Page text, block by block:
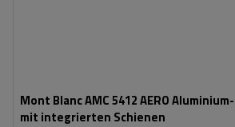
Mont Blanc AMC 5412 AERO
mit integrierten Schienen